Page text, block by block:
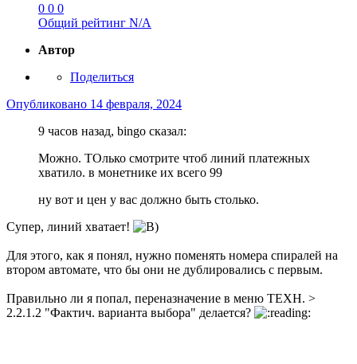
0 0 0
Общий рейтинг N/A
Автор
Поделиться
Опубликовано 14 февраля, 2024
9 часов назад, bingo сказал:
Можно. ТОлько смотрите чтоб линий платежных
хватило. в монетнике их всего 99
ну вот и цен у вас должно быть столько.
Супер, линий хватает!
Для этого, как я понял, нужно поменять номера спиралей на
втором автомате, что бы они не дублировались с первым.
Правильно ли я попал, переназначение в меню ТЕХН. >
2.2.1.2 "Фактич. варианта выбора" делается?